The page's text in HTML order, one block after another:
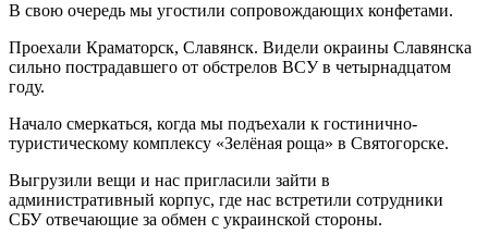
В свою очередь мы угостили сопровождающих конфетами.
Проехали Краматорск, Славянск. Видели окраины Славянска
сильно пострадавшего от обстрелов ВСУ в четырнадцатом
году.
Начало смеркаться, когда мы подъехали к гостинично-
туристическому комплексу «Зелёная роща» в Святогорске.
Выгрузили вещи и нас пригласили зайти в
административный корпус, где нас встретили сотрудники
СБУ отвечающие за обмен с украинской стороны.